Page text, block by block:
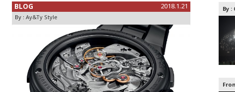
BLOG 2018.1.21
By : Ay&Ty Style
By :